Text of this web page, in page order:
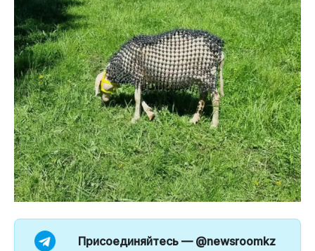
Присоединяйтесь — @newsroomkz